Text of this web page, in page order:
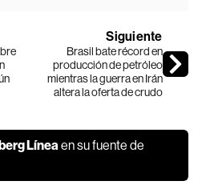
Siguiente
Brasil bate récord en
producción de petróleo
mientras la guerra en Irán
altera la oferta de crudo
Líneaen su fuente de